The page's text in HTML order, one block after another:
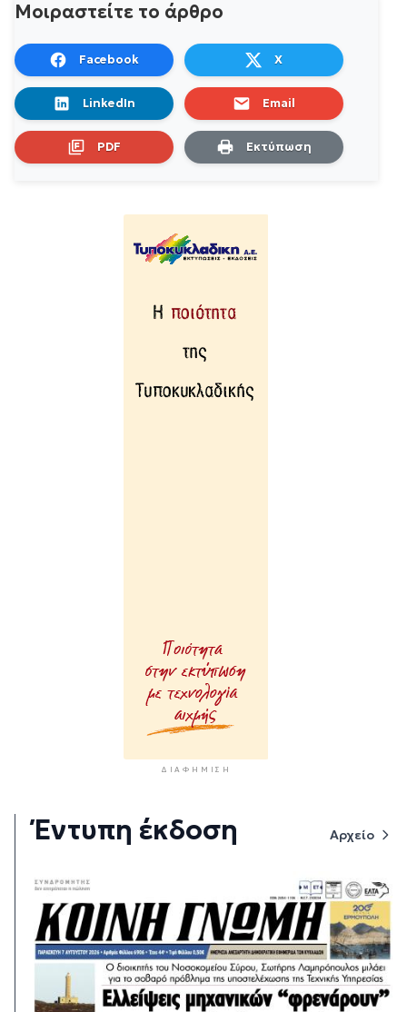
Μοιραστείτε το άρθρο
Facebook X
LinkedIn Email
PDF Εκτύπωση
ΔΙΑΦΉΜΙΣΗ
Έντυπη έκδοση Αρχείο